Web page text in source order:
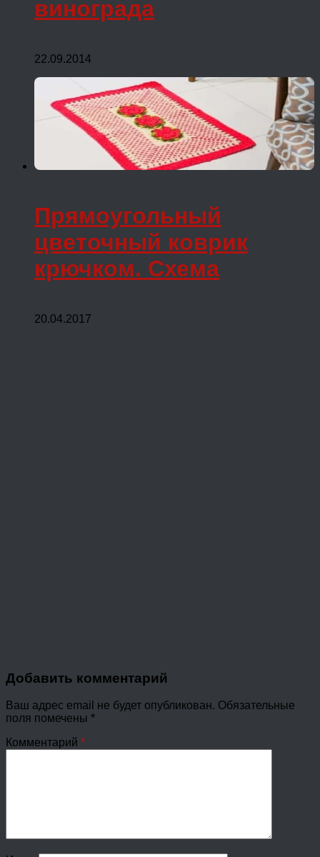
винограда
22.09.2014
Прямоугольный
цветочный коврик
крючком. Схема
20.04.2017
Добавить комментарий
Ваш адрес email не будет опубликован. Обязательные
поля помечены *
Комментарий *